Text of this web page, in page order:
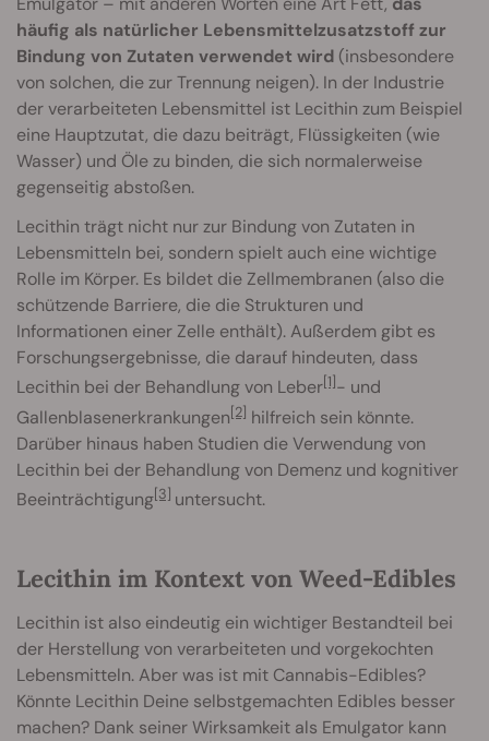
häufig als natürlicher Lebensmittelzusatzstoff zur
Bindung von Zutaten verwendet wird (insbesondere
von solchen, die zur Trennung neigen). In der Industrie
der verarbeiteten Lebensmittel ist Lecithin zum Beispiel
eine Hauptzutat, die dazu beiträgt, Flüssigkeiten (wie
Wasser) und Öle zu binden, die sich normalerweise
gegenseitig abstoßen.
Lecithin trägt nicht nur zur Bindung von Zutaten in
Lebensmitteln bei, sondern spielt auch eine wichtige
Rolle im Körper. Es bildet die Zellmembranen (also die
schützende Barriere, die die Strukturen und
Informationen einer Zelle enthält). Außerdem gibt es
Forschungsergebnisse, die darauf hindeuten, dass
Lecithin bei der Behandlung von Leber[1]- und
Gallenblasenerkrankungen[2] hilfreich sein könnte.
Darüber hinaus haben Studien die Verwendung von
Lecithin bei der Behandlung von Demenz und kognitiver
Beeinträchtigung[3] untersucht.
Lecithin im Kontext von Weed-Edibles
Lecithin ist also eindeutig ein wichtiger Bestandteil bei
der Herstellung von verarbeiteten und vorgekochten
Lebensmitteln. Aber was ist mit Cannabis-Edibles?
Könnte Lecithin Deine selbstgemachten Edibles besser
machen? Dank seiner Wirksamkeit als Emulgator kann